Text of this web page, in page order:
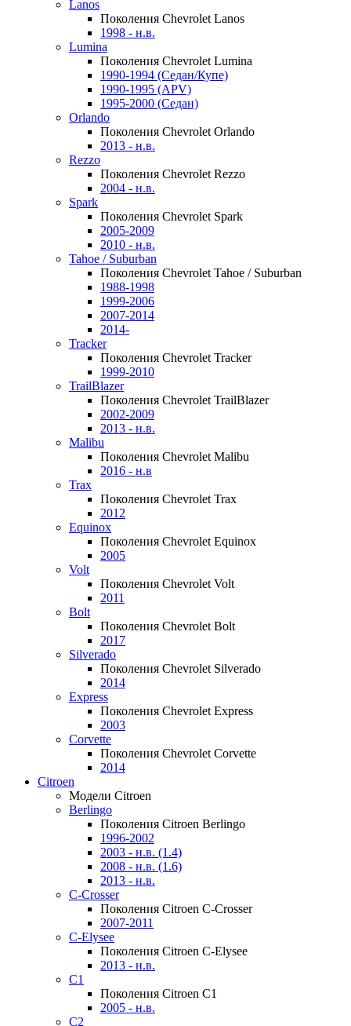
Lanos
Поколения Chevrolet Lanos
1998 - н.в.
Lumina
Поколения Chevrolet Lumina
1990-1994 (Седан/Купе)
1990-1995 (APV)
1995-2000 (Седан)
Orlando
Поколения Chevrolet Orlando
2013 - н.в.
Rezzo
Поколения Chevrolet Rezzo
2004 - н.в.
Spark
Поколения Chevrolet Spark
2005-2009
2010 - н.в.
Tahoe / Suburban
Поколения Chevrolet Tahoe / Suburban
1988-1998
1999-2006
2007-2014
2014-
Tracker
Поколения Chevrolet Tracker
1999-2010
TrailBlazer
Поколения Chevrolet TrailBlazer
2002-2009
2013 - н.в.
Malibu
Поколения Chevrolet Malibu
2016 - н.в
Trax
Поколения Chevrolet Trax
2012
Equinox
Поколения Chevrolet Equinox
2005
Volt
Поколения Chevrolet Volt
2011
Bolt
Поколения Chevrolet Bolt
2017
Silverado
Поколения Chevrolet Silverado
2014
Express
Поколения Chevrolet Express
2003
Corvette
Поколения Chevrolet Corvette
2014
Citroen
Модели Citroen
Berlingo
Поколения Citroen Berlingo
1996-2002
2003 - н.в. (1.4)
2008 - н.в. (1.6)
2013 - н.в.
C-Crosser
Поколения Citroen C-Crosser
2007-2011
C-Elysee
Поколения Citroen C-Elysee
2013 - н.в.
C1
Поколения Citroen C1
2005 - н.в.
C2